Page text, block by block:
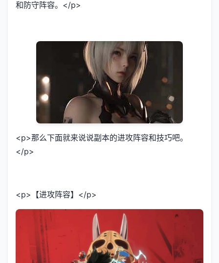
和防守阵容。</p>
<p>那么下面就来说说副本的进攻阵容和技巧吧。
</p>
<p>【进攻阵容】</p>